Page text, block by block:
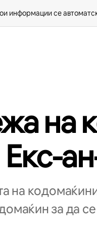
информации се
на
Екс-
на
за да